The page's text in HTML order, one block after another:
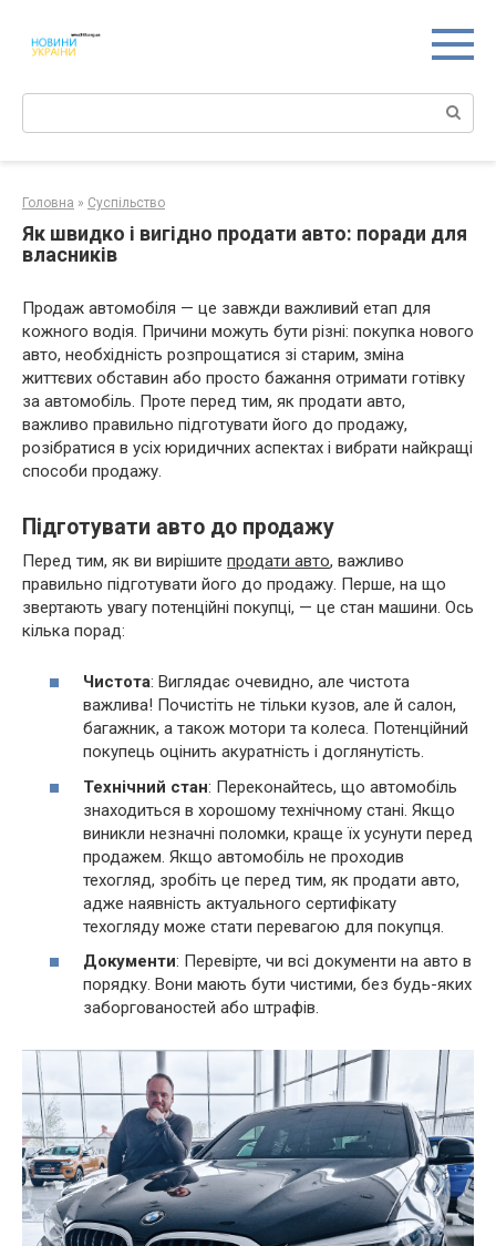
контенту
Поиск:
Головна » Суспільство
Як швидко і вигідно продати авто: поради для
власників
Продаж автомобіля — це завжди важливий етап для
кожного водія. Причини можуть бути різні: покупка нового
авто, необхідність розпрощатися зі старим, зміна
життєвих обставин або просто бажання отримати готівку
за автомобіль. Проте перед тим, як продати авто,
важливо правильно підготувати його до продажу,
розібратися в усіх юридичних аспектах і вибрати найкращі
способи продажу.
Підготувати авто до продажу
Перед тим, як ви вирішите продати авто, важливо
правильно підготувати його до продажу. Перше, на що
звертають увагу потенційні покупці, — це стан машини. Ось
кілька порад:
Чистота: Виглядає очевидно, але чистота
важлива! Почистіть не тільки кузов, але й салон,
багажник, а також мотори та колеса. Потенційний
покупець оцінить акуратність і доглянутість.
Технічний стан: Переконайтесь, що автомобіль
знаходиться в хорошому технічному стані. Якщо
виникли незначні поломки, краще їх усунути перед
продажем. Якщо автомобіль не проходив
техогляд, зробіть це перед тим, як продати авто,
адже наявність актуального сертифікату
техогляду може стати перевагою для покупця.
Документи: Перевірте, чи всі документи на авто в
порядку. Вони мають бути чистими, без будь-яких
заборгованостей або штрафів.